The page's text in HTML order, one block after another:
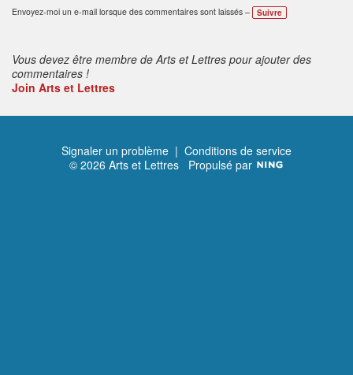
Envoyez-moi un e-mail lorsque des commentaires sont laissés – Suivre
Vous devez être membre de Arts et Lettres pour ajouter des
commentaires !
Join Arts et Lettres
Signaler un problème | Conditions de service
© 2026 Arts et Lettres Propulsé par